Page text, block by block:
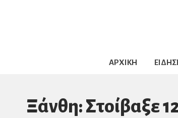
ΑΡΧΙΚΗ
Ξάνθη: Στοίβαξε